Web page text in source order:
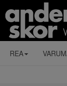
REA